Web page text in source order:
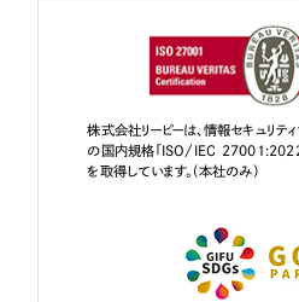
株式会社リーピーは、情報セキュリテ
の国内規格「ISO/IEC
を取得しています。（本社のみ）